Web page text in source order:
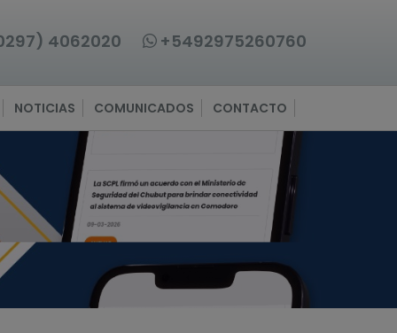
4062020 +5492975260760
NOTICIAS COMUNICADOS CONTACTO